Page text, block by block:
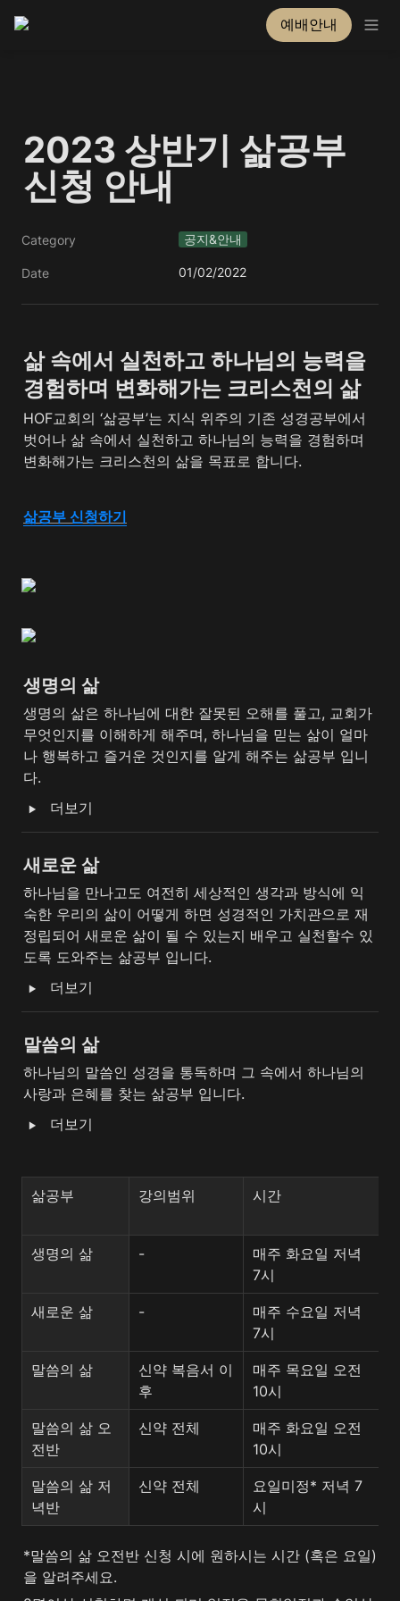
예배안내
2023 상반기 삶공부
신청 안내
Category 공지&안내
Date 01/02/2022
삶 속에서 실천하고 하나님의 능력을
경험하며 변화해가는 크리스천의 삶
HOF교회의 ‘삶공부’는 지식 위주의 기존 성경공부에서
벗어나 삶 속에서 실천하고 하나님의 능력을 경험하며
변화해가는 크리스천의 삶을 목표로 합니다.
삶공부 신청하기
생명의 삶
생명의 삶은 하나님에 대한 잘못된 오해를 풀고, 교회가
무엇인지를 이해하게 해주며, 하나님을 믿는 삶이 얼마
나 행복하고 즐거운 것인지를 알게 해주는 삶공부 입니
다.
‣ 더보기
새로운 삶
하나님을 만나고도 여전히 세상적인 생각과 방식에 익
숙한 우리의 삶이 어떻게 하면 성경적인 가치관으로 재
정립되어 새로운 삶이 될 수 있는지 배우고 실천할수 있
도록 도와주는 삶공부 입니다.
‣ 더보기
말씀의 삶
하나님의 말씀인 성경을 통독하며 그 속에서 하나님의
사랑과 은혜를 찾는 삶공부 입니다.
‣ 더보기
삶공부 강의범위 시간
생명의 삶 -
매주 화요일 저녁
7시
새로운 삶 -
매주 수요일 저녁
7시
말씀의 삶
신약 복음서 이
후
매주 목요일 오전
10시
말씀의 삶 오
전반
신약 전체
매주 화요일 오전
10시
말씀의 삶 저
녁반
신약 전체
요일미정* 저녁 7
시
*말씀의 삶 오전반 신청 시에 원하시는 시간 (혹은 요일)
을 알려주세요.